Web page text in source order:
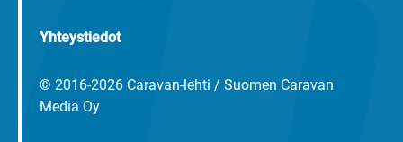
Yhteystiedot
© 2016-2026 Caravan-lehti / Suomen Caravan
Media Oy